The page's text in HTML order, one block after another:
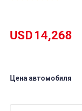
USD14,268
Цена автомобиля